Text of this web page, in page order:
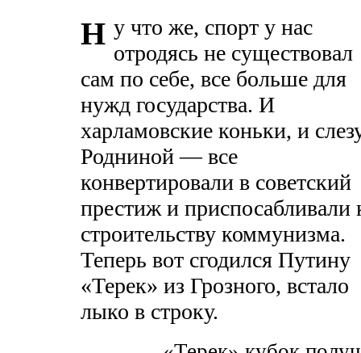
Н у что же, спорт у нас
отродясь не существовал
сам по себе, все больше для
нужд государства. И
харламовские коньки, и
Родниной — все
конвертировали в советский
престиж и приспосабливали
строительству коммунизма.
Теперь вот сгодился Путину
«Терек» из Грозного, встало
лыко в строку.